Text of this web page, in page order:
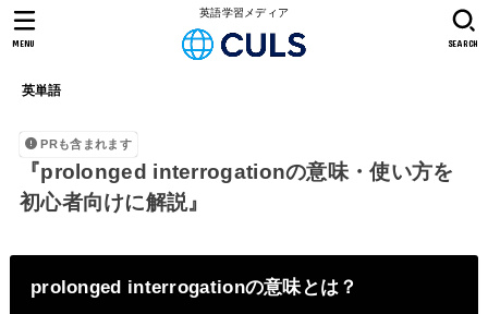
英語学習メディア
英単語
SEARCH
MENU
PRも含まれます
『prolonged interrogationの意味・使い方を
初心者向けに解説』
prolonged interrogationの意味とは？